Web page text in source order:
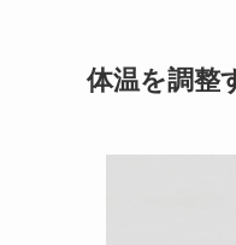
体温を調整